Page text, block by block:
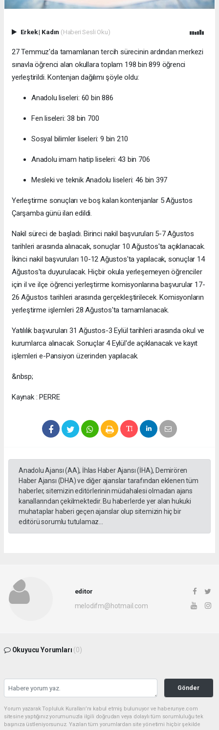
Erkek| Kadın (Haberi Sesli Oku)
27 Temmuz'da tamamlanan tercih sürecinin ardından merkezi
sınavla öğrenci alan okullara toplam 198 bin 899 öğrenci
yerleştirildi. Kontenjan dağılımı şöyle oldu:
Anadolu liseleri: 60 bin 886
Fen liseleri: 38 bin 700
Sosyal bilimler liseleri: 9 bin 210
Anadolu imam hatip liseleri: 43 bin 706
Mesleki ve teknik Anadolu liseleri: 46 bin 397
Yerleştirme sonuçları ve boş kalan kontenjanlar 5 Ağustos
Çarşamba günü ilan edildi.
Nakil süreci de başladı. Birinci nakil başvuruları 5-7 Ağustos
tarihleri arasında alınacak, sonuçlar 10 Ağustos'ta açıklanacak.
İkinci nakil başvuruları 10-12 Ağustos'ta yapılacak, sonuçlar 14
Ağustos'ta duyurulacak. Hiçbir okula yerleşemeyen öğrenciler
için il ve ilçe öğrenci yerleştirme komisyonlarına başvurular 17-
26 Ağustos tarihleri arasında gerçekleştirilecek. Komisyonların
yerleştirme işlemleri 28 Ağustos'ta tamamlanacak.
Yatılılık başvuruları 31 Ağustos-3 Eylül tarihleri arasında okul ve
kurumlarca alınacak. Sonuçlar 4 Eylül'de açıklanacak ve kayıt
işlemleri e-Pansiyon üzerinden yapılacak.
&nbsp;
Kaynak : PERRE
Anadolu Ajansı (AA), İhlas Haber Ajansı (İHA), Demirören
Haber Ajansı (DHA) ve diğer ajanslar tarafından eklenen tüm
haberler, sitemizin editörlerinin müdahalesi olmadan ajans
kanallarından çekilmektedir. Bu haberlerde yer alan hukuki
muhataplar haberi geçen ajanslar olup sitemizin hiç bir
editörü sorumlu tutulamaz...
editor
melodifm@hotmail.com
Okuyucu Yorumları (0)
Gönder
Yorum yazarak Topluluk Kuralları’nı kabul etmiş bulunuyor ve haberunye.com
sitesine yaptığınız yorumunuzla ilgili doğrudan veya dolaylı tüm sorumluluğu tek
başınıza üstleniyorsunuz. Yazılan tüm yorumlardan site yönetimi hiçbir şekilde